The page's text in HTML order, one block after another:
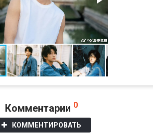
Комментарии 0
КОММЕНТИРОВАТЬ